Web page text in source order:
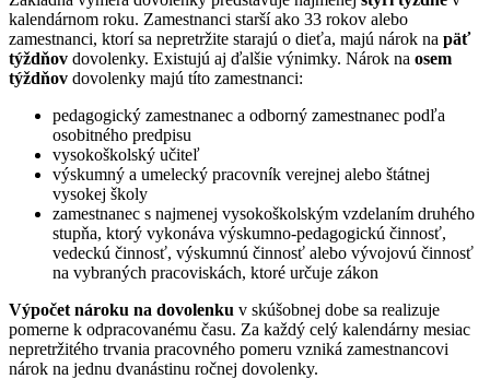
kalendárnom roku. Zamestnanci starší ako 33 rokov alebo
zamestnanci, ktorí sa nepretržite starajú o dieťa, majú nárok na päť
týždňov dovolenky. Existujú aj ďalšie výnimky. Nárok na osem
týždňov dovolenky majú títo zamestnanci:
pedagogický zamestnanec a odborný zamestnanec podľa
osobitného predpisu
vysokoškolský učiteľ
výskumný a umelecký pracovník verejnej alebo štátnej
vysokej školy
zamestnanec s najmenej vysokoškolským vzdelaním druhého
stupňa, ktorý vykonáva výskumno-pedagogickú činnosť,
vedeckú činnosť, výskumnú činnosť alebo vývojovú činnosť
na vybraných pracoviskách, ktoré určuje zákon
Výpočet nároku na dovolenku v skúšobnej dobe sa realizuje
pomerne k odpracovanému času. Za každý celý kalendárny mesiac
nepretržitého trvania pracovného pomeru vzniká zamestnancovi
nárok na jednu dvanástinu ročnej dovolenky.